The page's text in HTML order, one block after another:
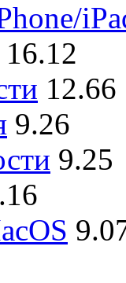
16.12
12.66
9.26
9.25